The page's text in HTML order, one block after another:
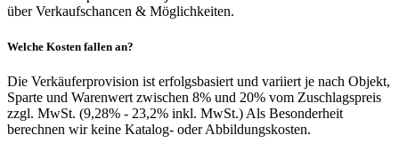
über Verkaufschancen & Möglichkeiten.
Welche Kosten fallen an?
Die Verkäuferprovision ist erfolgsbasiert und variiert je nach Objekt,
Sparte und Warenwert zwischen 8% und 20% vom Zuschlagspreis
zzgl. MwSt. (9,28% - 23,2% inkl. MwSt.) Als Besonderheit
berechnen wir keine Katalog- oder Abbildungskosten.